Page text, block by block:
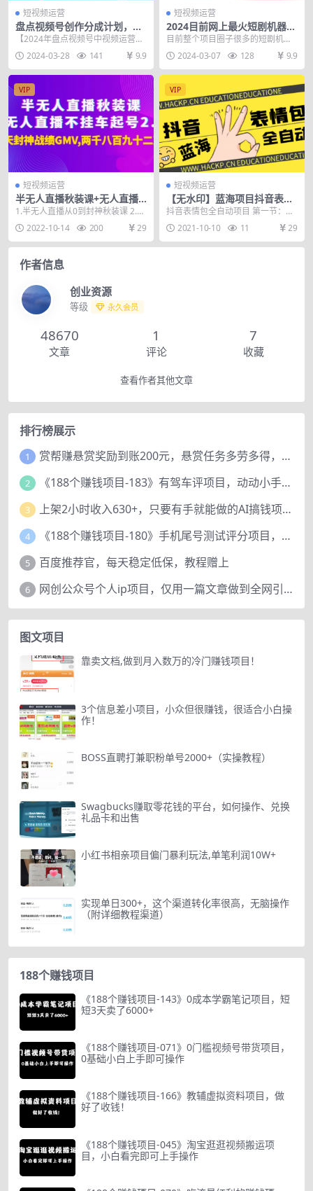
短视频运营
盘点视频号创作分成计划，快
速过原创日入300+，从0到1完
整项目教程！
【2024年盘点视频号中视频运营】
盘点视频号创作分成计划，快速过
原创日入300+...
2024-03-28 141 9.9
短视频运营
2024目前网上最火短剧机器人
做法，自动搜索发剧 自动更新
资源 自动分享资源
目前整个项目圈子很多的短剧机器
人，我写的，自动搜索发剧，自动
更新资源，自动分享资...
2024-03-07 128 9.9
VIP
短视频运营
半无人直播秋装课+无人直播
不挂车起号2.0：7天封神战绩
1.半无人直播从0到封神秋装课 2.无
人直播不挂车起号2.0 附赠7-8月无
人睡...2022-10-14 200 29
VIP
短视频运营
【无水印】蓝海项目抖音表情
包项目全自动化赚钱
抖音表情包全自动项目 第一节：项
目讲解 第二节：养号流程 第三节：
资源查找 第四...
2021-10-10 11 29
作者信息
创业资源
等级 永久会员
48670
文章
1
评论
7
收藏
查看作者其他文章
排行榜展示
1 赏帮赚悬赏奖励到账200元，悬赏任务多劳多得，人人可做。
2 《188个赚钱项目-183》有驾车评项目，动动小手，复制粘贴赚44元！
3 上架2小时收入630+，只要有手就能做的AI搞钱项目，奶奶看完都能学会!
4 《188个赚钱项目-180》手机尾号测试评分项目，短视频直播日赚200+
5 百度推荐官，每天稳定低保，教程赠上
6 网创公众号个人ip项目，仅用一篇文章做到全网引流！
图文项目
靠卖文档,做到月入数万的冷门赚钱项目！
3个信息差小项目，小众但很赚钱，很适合小白操
作！
BOSS直聘打兼职粉单号2000+（实操教程）
Swagbucks赚取零花钱的平台，如何操作、兑换
礼品卡和出售
小红书相亲项目偏门暴利玩法,单笔利润10W+
实现单日300+，这个渠道转化率很高，无脑操作
（附详细教程渠道）
188个赚钱项目
《188个赚钱项目-143》0成本学霸笔记项目，短
短3天卖了6000+
《188个赚钱项目-071》0门槛视频号带货项目，
0基础小白上手即可操作
《188个赚钱项目-166》教辅虚拟资料项目，做
好了收钱！
《188个赚钱项目-045》淘宝逛逛视频搬运项
目，小白看完即可上手操作